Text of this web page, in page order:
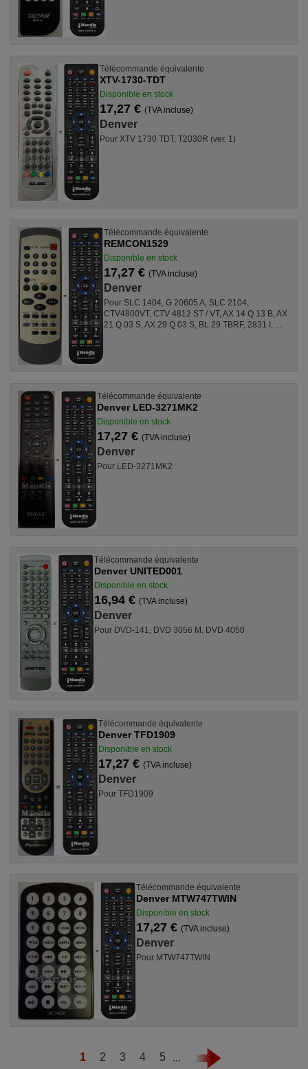
Télécommande équivalente
XTV-1730-TDT
Disponible en stock
17,27 € (TVA incluse)
Denver
Pour XTV 1730 TDT, T2030R (ver. 1)
Télécommande équivalente
REMCON1529
Disponible en stock
17,27 €(TVA incluse)
Denver
Pour SLC 1404, G 20605 A, SLC 2104,
CTV4800VT, CTV 4812 ST / VT, AX 14 Q 13 B, AX
21 Q 03 S, AX 29 Q 03 S, BL 29 TBRF, 2831 I, ...
Télécommande équivalente
Denver LED-3271MK2
Disponible en stock
17,27 € (TVA incluse)
Denver
Pour LED-3271MK2
Télécommande équivalente
Denver UNITED001
Disponible en stock
16,94 € (TVA incluse)
Denver
Pour DVD-141, DVD 3056 M, DVD 4050
Télécommande équivalente
Denver TFD1909
Disponible en stock
17,27 € (TVA incluse)
Denver
Pour TFD1909
Télécommande équivalente
Denver MTW747TWIN
Disponible en stock
17,27 €(TVA incluse)
Denver
Pour MTW747TWIN
1 2 3 4 5 ...